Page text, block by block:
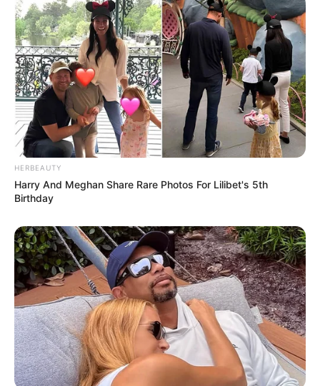
HERBEAUTY
Harry And Meghan Share Rare Photos For Lilibet's 5th
Birthday